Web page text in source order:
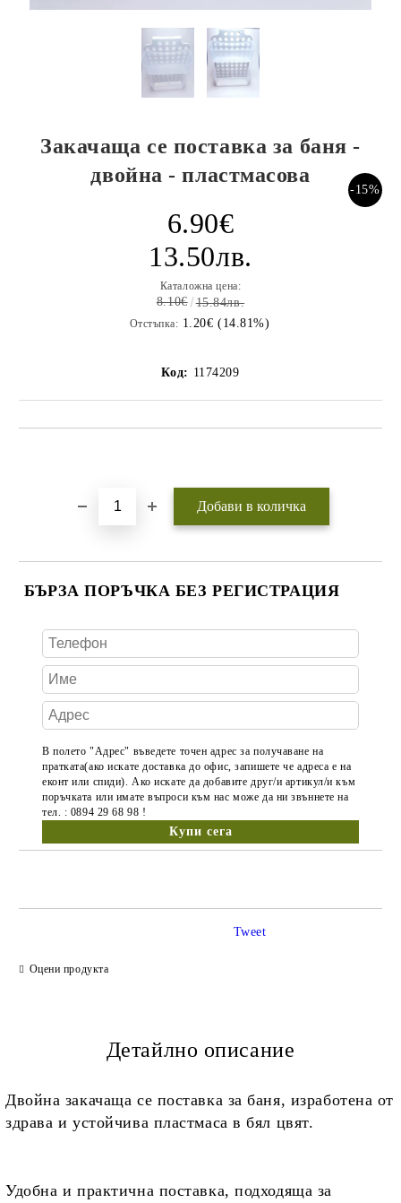
Закачаща се поставка за баня -
двойна - пластмасова
-15%
6.90€
13.50лв.
Каталожна цена:
8.10€ 15.84лв.
Отстъпка: 1.20€ (14.81%)
Код: 1174209
БЪРЗА ПОРЪЧКА БЕЗ РЕГИСТРАЦИЯ
В полето "Адрес" въведете точен адрес за получаване на
пратката(ако искате доставка до офис, запишете че адреса е на
еконт или спиди). Ако искате да добавите друг/и артикул/и към
поръчката или имате въпроси към нас може да ни звъннете на
тел. : 0894 29 68 98 !
Оцени продукта
Tweet
Детайлно описание
Двойна закачаща се поставка за баня, изработена от
здрава и устойчива пластмаса в бял цвят.
Удобна и практична поставка, подходяща за